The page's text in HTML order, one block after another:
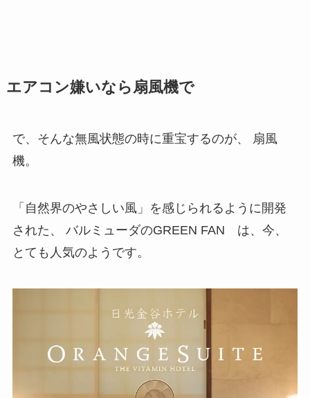
エアコン嫌いなら扇風機で
で、そんな無風状態の時に重宝するのが、 扇風
機。
「自然界のやさしい風」を感じられるように開発
された、 バルミューダのGREEN FAN は、今、
とても人気のようです。